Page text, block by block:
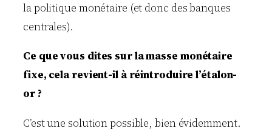
la politique monétaire (et donc des banques
centrales).
Ce que vous dites sur la masse monétaire
fixe, cela revient-il à réintroduire l’étalon-
or ?
C’est une solution possible, bien évidemment.